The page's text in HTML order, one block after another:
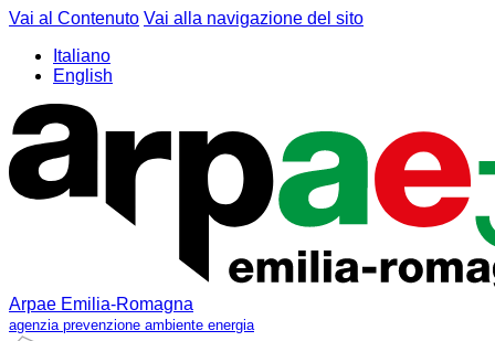
Vai al Contenuto Vai alla navigazione del sito
Italiano
English
Arpae Emilia-Romagna
agenzia prevenzione ambiente energia